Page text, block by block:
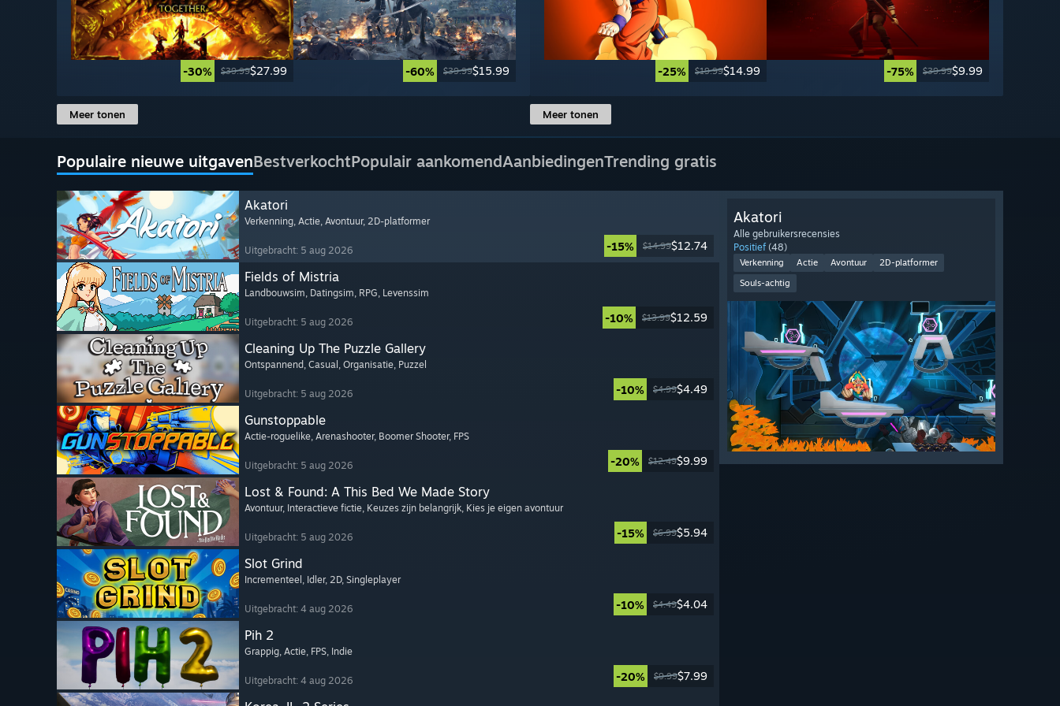
-30% $39.99$27.99 -60% $39.99$15.99
Meer tonen
-25% $19.99$14.99 -75% $39.99$9.99
Meer tonen
Populaire nieuwe uitgavenBestverkochtPopulair aankomendAanbiedingenTrending gratis
Akatori
Verkenning, Actie, Avontuur, 2D-platformer
Uitgebracht: 5 aug 2026 -15% $14.99$12.74
Fields of Mistria
Landbouwsim, Datingsim, RPG, Levenssim
Uitgebracht: 5 aug 2026 -10% $13.99$12.59
Cleaning Up The Puzzle Gallery
Ontspannend, Casual , Organisatie, Puzzel
Uitgebracht: 5 aug 2026 -10% $4.99$4.49
Gunstoppable
Actie-roguelike, Arenashooter, Boomer Shooter, FPS
Uitgebracht: 5 aug 2026 -20% $12.49$9.99
Lost & Found: A This Bed We Made Story
Avontuur, Interactieve fictie, Keuzes zijn belangrijk, Kies je eigen avontuur
Uitgebracht: 5 aug 2026 -15% $6.99$5.94
Slot Grind
Incrementeel , Idler, 2D, Singleplayer
Uitgebracht: 4 aug 2026 -10% $4.49$4.04
Pih 2
Grappig, Actie, FPS, Indie
Uitgebracht: 4 aug 2026 -20% $9.99$7.99
Akatori
Alle gebruikersrecensies
Positief (48)
Verkenning Actie Avontuur
2D-platformer
Souls-achtig